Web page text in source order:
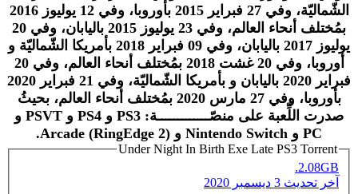
الشّماليّة، وفي 27 فبراير 2015 بأوروبا، وفي 12 يوليوز 2016
بمُختلف أنحاء العالم، وفي 23 يوليوز 2015 باليابان، وفي 20
يوليوز 2017 باليابان، وفي 09 فبراير 2018 بأمريكا الشّماليّة و
أوروبا، وفي 20 غشت 2018 بمُختلف أنحاء العالم، وفي 20
فبراير 2020 باليابان و بأمريكا الشّماليّة، وفي 21 فبراير 2020
بأوروبا، وفي 27 مارس 2020 بمُختلف أنحاء العالم، بحيثُ
صدرت اللِّعبة على منصّـــــــــــــة: PS3 و PS4 و PSVT و
PC و Nintendo Switch و (Arcade (RingEdge 2.
Under Night In Birth Exe Late PS3 Torrent
2.08GB.
آخر تحديث 3 ديسمبر 2020